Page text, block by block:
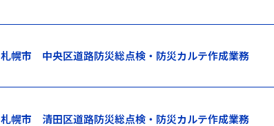
札幌市 中央区道路防災総点検・防災カルテ作成業務
札幌市 清田区道路防災総点検・防災カルテ作成業務